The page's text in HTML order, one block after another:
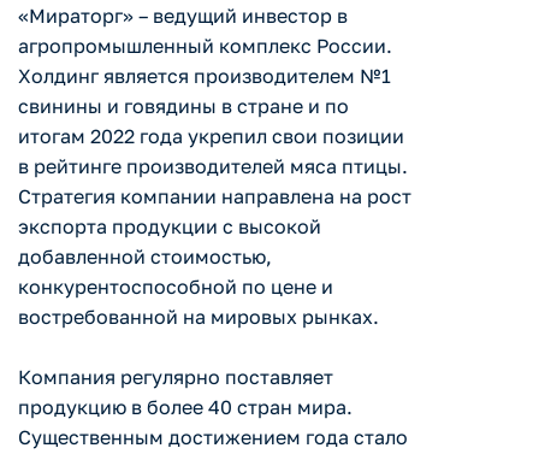
«Мираторг» – ведущий инвестор в
агропромышленный комплекс России.
Холдинг является производителем №1
свинины и говядины в стране и по
итогам 2022 года укрепил свои позиции
в рейтинге производителей мяса птицы.
Стратегия компании направлена на рост
экспорта продукции с высокой
добавленной стоимостью,
конкурентоспособной по цене и
востребованной на мировых рынках.
Компания регулярно поставляет
продукцию в более 40 стран мира.
Существенным достижением года стало